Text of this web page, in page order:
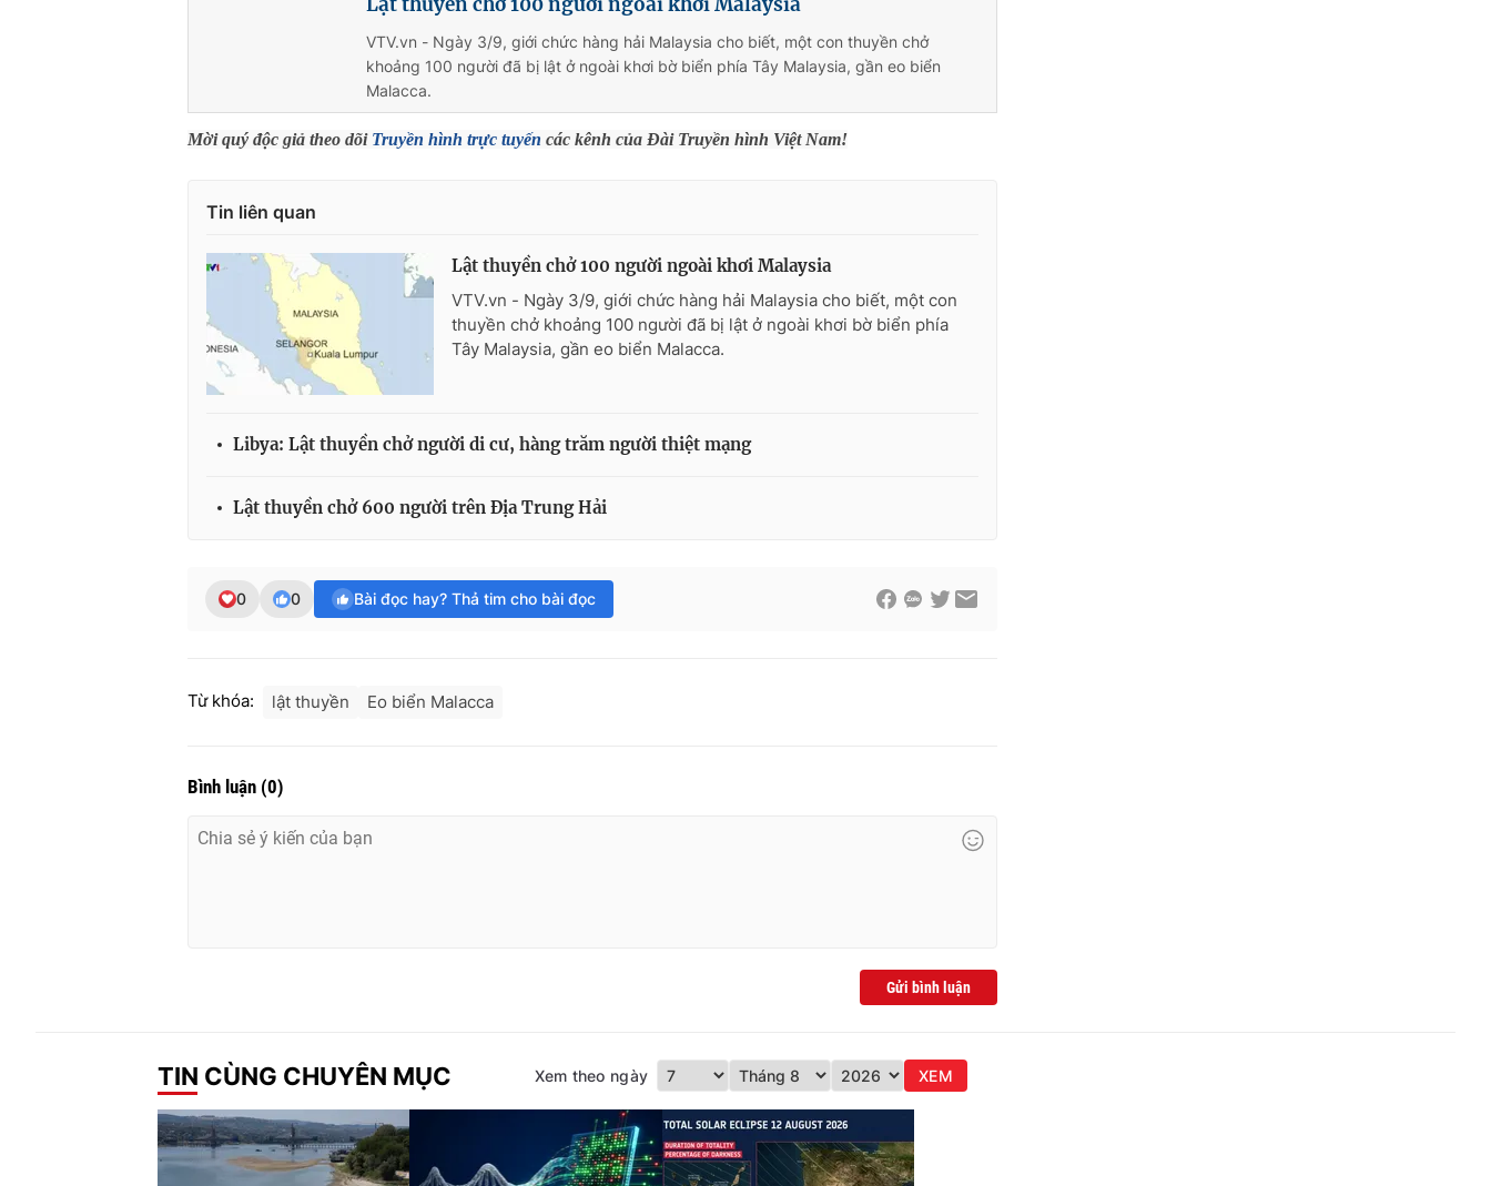
VTV.vn - Ngày 3/9, giới chức hàng hải Malaysia cho biết, một con thuyền chở
khoảng 100 người đã bị lật ở ngoài khơi bờ biển phía Tây Malaysia, gần eo biển
Malacca.
Mời quý độc giả theo dõi Truyền hình trực tuyến các kênh của Đài Truyền hình Việt Nam!
Tin liên quan
Lật thuyền chở 100 người ngoài khơi Malaysia
VTV.vn - Ngày 3/9, giới chức hàng hải Malaysia cho biết, một con
thuyền chở khoảng 100 người đã bị lật ở ngoài khơi bờ biển phía
Tây Malaysia, gần eo biển Malacca.
Libya: Lật thuyền chở người di cư, hàng trăm người thiệt mạng
Lật thuyền chở 600 người trên Địa Trung Hải
0 0 Bài đọc hay? Thả tim cho bài đọc
Từ khóa: lật thuyền Eo biển Malacca
Bình luận (0)
Gửi bình luận
TIN CÙNG CHUYÊN MỤC Xem theo ngày XEM